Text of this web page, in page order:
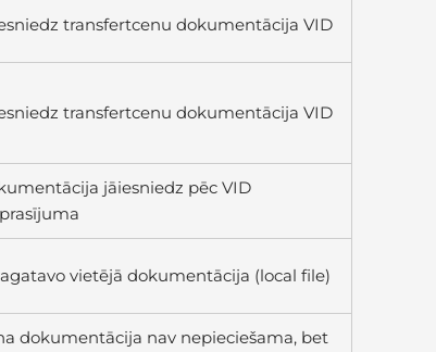
transfertcenu dokumentācija VID
transfertcenu dokumentācija VID
jāiesniedz pēc VID
vietējā dokumentācija (local file)
dokumentācija nav nepieciešama, bet